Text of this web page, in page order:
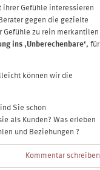
ihrer Gefühle interessieren
gegen die gezielte
Gefühle zu rein merkantilen
ins ‚Unberechenbare‘, für
können wir die
Sie schon
als Kunden? Was erleben
und Beziehungen ?
Kommentar schreiben